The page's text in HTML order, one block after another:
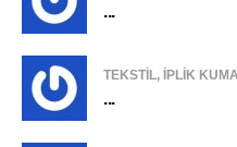
...
TEKSTIL, IPLIK
...